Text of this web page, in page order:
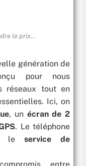
le prix…
génération de
pour nous
réseaux tout en
Ici, on
, un écran de 2
. Le téléphone
le service de